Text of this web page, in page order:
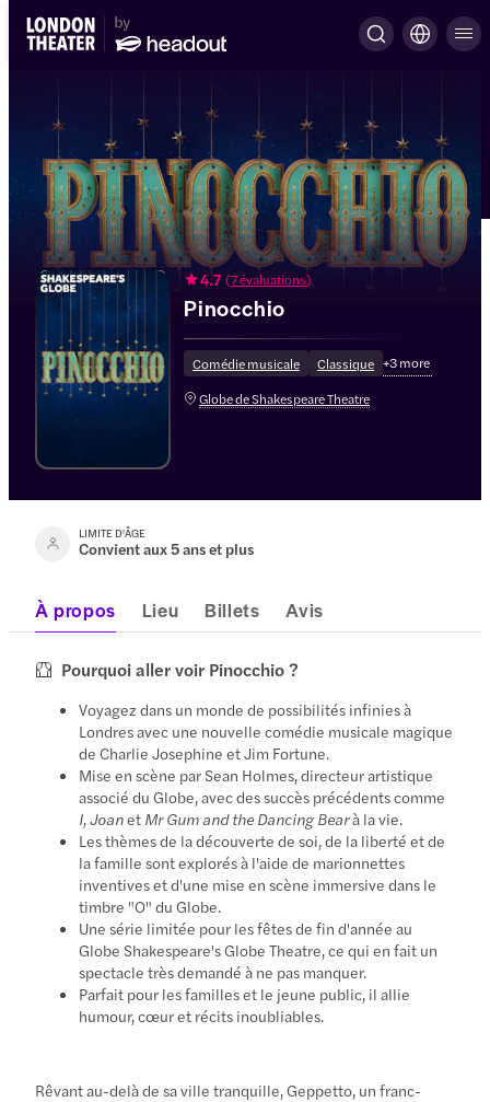
4.7 (7 évaluations)
Pinocchio
Comédie musicale Classique +3more
Globe de Shakespeare Theatre
LIMITE D'ÂGE
Convient aux 5 ans et plus
À propos Lieu Billets Avis
Pourquoi aller voir Pinocchio ?
Voyagez dans un monde de possibilités infinies à
Londres avec une nouvelle comédie musicale magique
de Charlie Josephine et Jim Fortune.
Mise en scène par Sean Holmes, directeur artistique
associé du Globe, avec des succès précédents comme
I, Joanet Mr Gum and the Dancing Bearà la vie.
Les thèmes de la découverte de soi, de la liberté et de
la famille sont explorés à l'aide de marionnettes
inventives et d'une mise en scène immersive dans le
timbre "O" du Globe.
Une série limitée pour les fêtes de fin d'année au
Globe Shakespeare's Globe Theatre, ce qui en fait un
spectacle très demandé à ne pas manquer.
Parfait pour les familles et le jeune public, il allie
humour, cœur et récits inoubliables.
Rêvant au-delà de sa ville tranquille, Geppetto, un franc-